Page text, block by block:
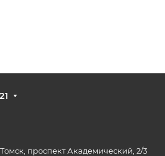
Томск, проспект Академический, 2/3